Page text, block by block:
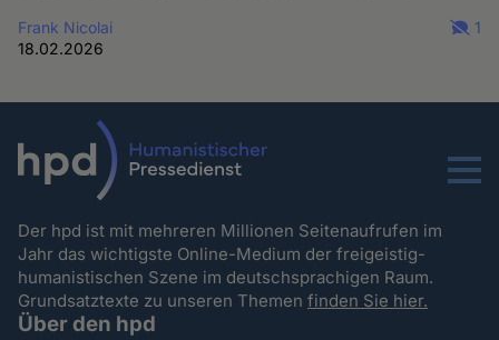
Frank Nicolai
18.02.2026
1
Menu
Der hpd ist mit mehreren Millionen Seitenaufrufen im
Jahr das wichtigste Online-Medium der freigeistig-
humanistischen Szene im deutschsprachigen Raum.
Grundsatztexte zu unseren Themenfinden Sie hier.
Über den hpd